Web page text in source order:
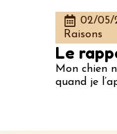
02/05/
Raisons
Le
Mon chien
quand je